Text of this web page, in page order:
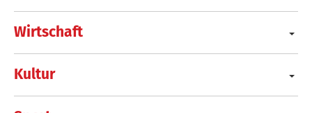
Wirtschaft
Kultur